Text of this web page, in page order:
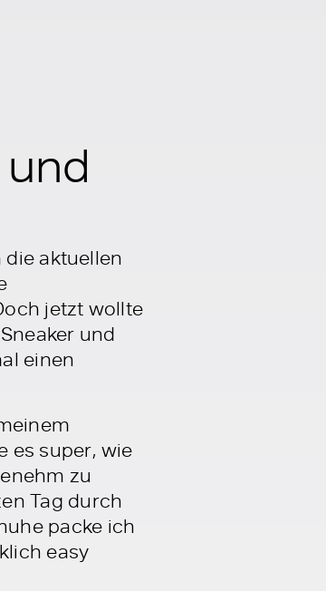
aktuellen
jetzt wollte
und
einen
es super, wie
zu
Tag durch
packe ich
easy